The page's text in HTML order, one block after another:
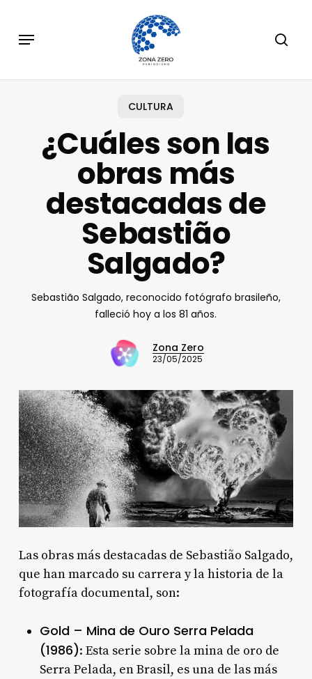
main
Menu
CULTURA
¿Cuáles son las
obras más
destacadas de
Sebastião
Salgado?
Sebastião Salgado, reconocido fotógrafo brasileño,
falleció hoy a los 81 años.
Zona Zero
23/05/2025
Las obras más destacadas de Sebastião Salgado,
que han marcado su carrera y la historia de la
fotografía documental, son:
Gold – Mina de Ouro Serra Pelada
(1986): Esta serie sobre la mina de oro de
Serra Pelada, en Brasil, es una de las más